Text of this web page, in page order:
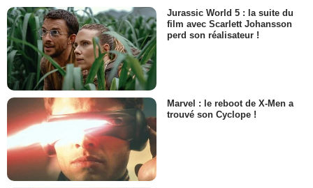
Jurassic World 5 : la suite du
film avec Scarlett Johansson
perd son réalisateur !
Marvel : le reboot de X-Men a
trouvé son Cyclope !